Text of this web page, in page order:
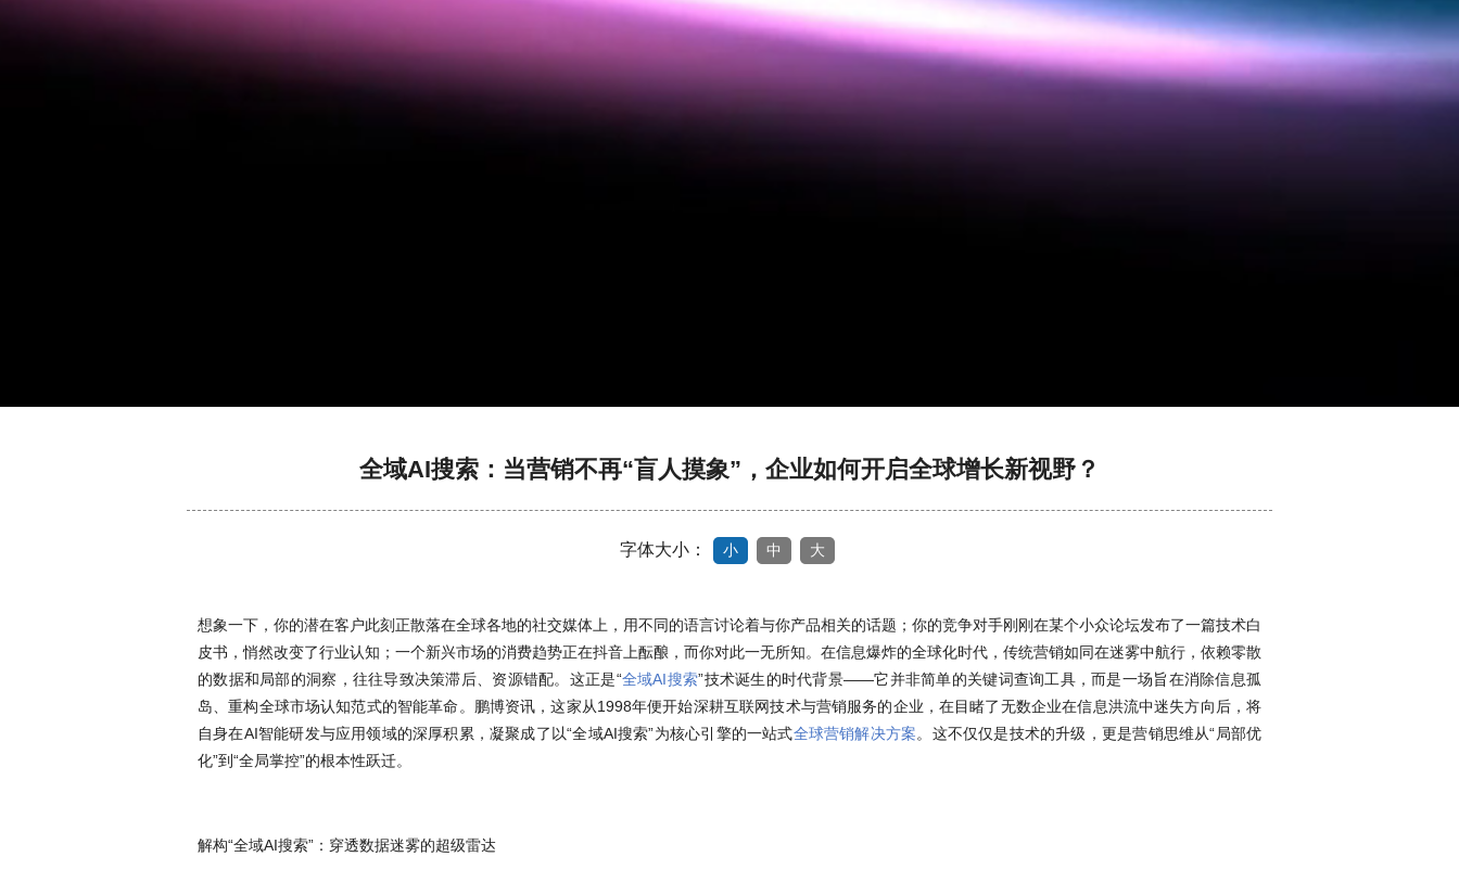
全域AI搜索：当营销不再“盲人摸象”，企业如何开启全球增长新视野？
字体大小： 小 中 大
想象一下，你的潜在客户此刻正散落在全球各地的社交媒体上，用不同的语言讨论着与你产品相关的话题；你的竞争对手刚刚在某个小众论坛发布了一篇技术白
皮书，悄然改变了行业认知；一个新兴市场的消费趋势正在抖音上酝酿，而你对此一无所知。在信息爆炸的全球化时代，传统营销如同在迷雾中航行，依赖零散
的数据和局部的洞察，往往导致决策滞后、资源错配。这正是“全域AI搜索”技术诞生的时代背景——它并非简单的关键词查询工具，而是一场旨在消除信息孤
岛、重构全球市场认知范式的智能革命。鹏博资讯，这家从1998年便开始深耕互联网技术与营销服务的企业，在目睹了无数企业在信息洪流中迷失方向后，将
自身在AI智能研发与应用领域的深厚积累，凝聚成了以“全域AI搜索”为核心引擎的一站式全球营销解决方案。这不仅仅是技术的升级，更是营销思维从“局部优
化”到“全局掌控”的根本性跃迁。
解构“全域AI搜索”：穿透数据迷雾的超级雷达